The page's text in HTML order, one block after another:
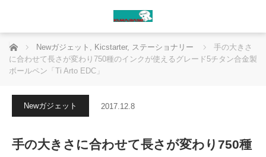
ホーム Newガジェット , Kicstarter, ステーショナリー
手の大きさ
に合わせて長さが変わり750種のインクが使えるグレード5チタン合金製
ボールペン「Ti Arto EDC」
Newガジェット 2017.12.8
手の大きさに合わせて長さが変わり750種